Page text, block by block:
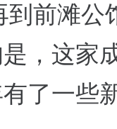
到前滩公
，这家
了一些